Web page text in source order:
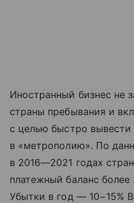
Иностранный бизнес не
страны пребывания и
с целью быстро вывести
в «метрополию». По
в 2016—2021 годах
платежный баланс
Убытки в год — 10−15%